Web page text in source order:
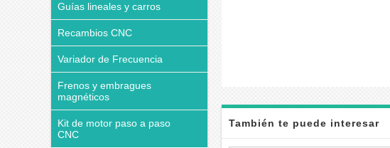
Guías lineales y carros
Recambios CNC
Variador de Frecuencia
Frenos y embragues
magnéticos
Kit de motor paso a paso
CNC
También te puede interesar